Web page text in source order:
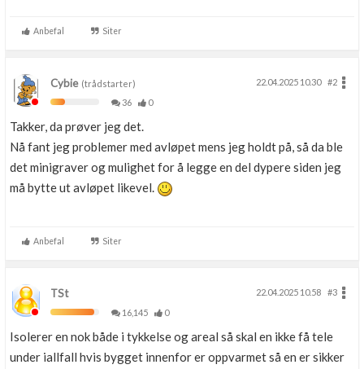
Anbefal Siter
Cybie(trådstarter) 22.04.2025 10.30
#2
36
0
Takker, da prøver jeg det.
Nå fant jeg problemer med avløpet mens jeg holdt på, så da ble
det minigraver og mulighet for å legge en del dypere siden jeg
må bytte ut avløpet likevel.
Anbefal Siter
TSt 22.04.2025 10.58
#3
16,145
0
Isolerer en nok både i tykkelse og areal så skal en ikke få tele
under iallfall hvis bygget innenfor er oppvarmet så en er sikker